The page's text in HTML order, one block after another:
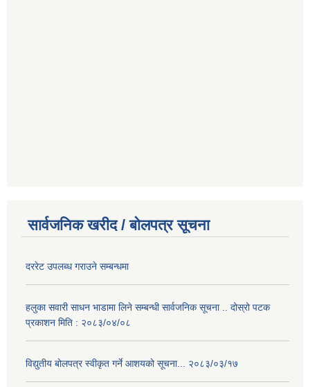
सार्वजनिक खरीद / बोलपत्र सूचना
दररेट उपलब्ध गराउने सम्बन्धमा
हलुका सवारी साधन भाडामा लिने सम्बन्धी सार्वजनिक सूचना .. दोस्रो पटक
प्रकाशन मिति : २०८३/०४/०८
विद्युतीय बोलपत्र स्वीकृत गर्ने आशयको सूचना... २०८३/०३/१७